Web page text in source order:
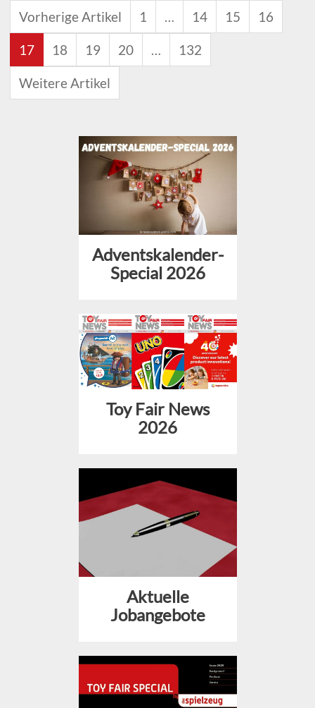
Vorherige Artikel 1 … 14 15 16
17 18 19 20 … 132
Weitere Artikel
Adventskalender-
Special 2026
Toy Fair News
2026
Aktuelle
Jobangebote